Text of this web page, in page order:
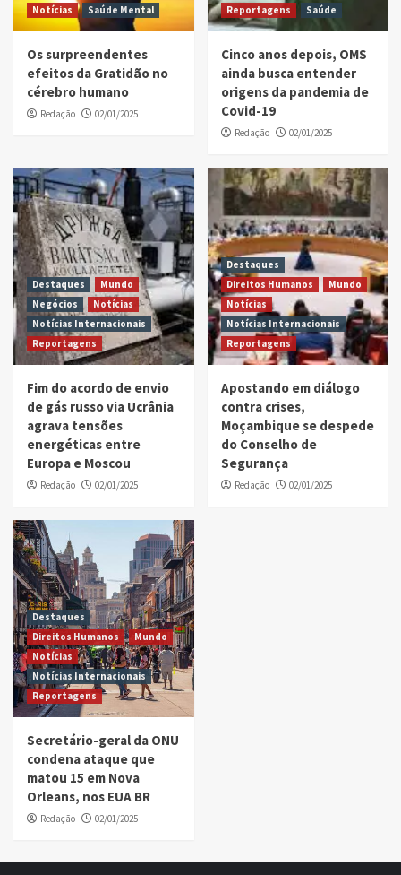
Notícias
Saúde Mental
Os surpreendentes
efeitos da Gratidão no
cérebro humano
Redação 02/01/2025
Reportagens
Saúde
Cinco anos depois, OMS
ainda busca entender
origens da pandemia de
Covid-19
Redação 02/01/2025
Destaques
Mundo
Negócios
Notícias
Notícias Internacionais
Reportagens
Fim do acordo de envio
de gás russo via Ucrânia
agrava tensões
energéticas entre
Europa e Moscou
Redação 02/01/2025
Destaques
Direitos Humanos
Mundo
Notícias
Notícias Internacionais
Reportagens
Apostando em diálogo
contra crises,
Moçambique se despede
do Conselho de
Segurança
Redação 02/01/2025
Destaques
Direitos Humanos
Mundo
Notícias
Notícias Internacionais
Reportagens
Secretário-geral da ONU
condena ataque que
matou 15 em Nova
Orleans, nos EUA BR
Redação 02/01/2025